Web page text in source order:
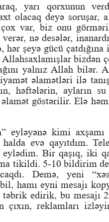
yarı qorxunun
olacaq deyə soruşar,
var, biz onu
nə desələr,
şeyə gücü çatdığına
bizdən
yalnız Allah bilər.
əlamətləri ilə
həftələrin, ayların
göstərilir. Elə
eyləyənə kimi axşamı
evə qayıtdım.
Bir qaşıq, iki
tikildi. 5-10 bildirim
Demə, yeni
hamı eyni mesajı
edirik, bu mesajı
reklamları